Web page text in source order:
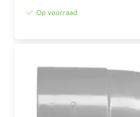
Op voorraad